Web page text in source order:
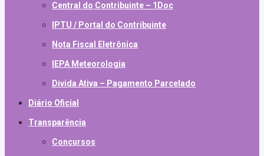
Central do Contribuinte – 1Doc
IPTU / Portal do Contribuinte
Nota Fiscal Eletrônica
IEPA Meteorologia
Divida Ativa – Pagamento Parcelado
Diário Oficial
Transparência
Concursos